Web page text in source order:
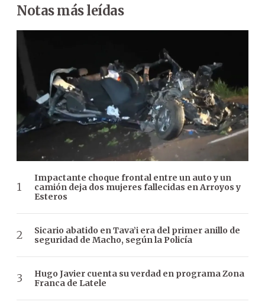
Notas más leídas
Impactante choque frontal entre un auto y un
camión deja dos mujeres fallecidas en Arroyos y
Esteros
Sicario abatido en Tava’i era del primer anillo de
seguridad de Macho, según la Policía
Hugo Javier cuenta su verdad en programa Zona
Franca de Latele